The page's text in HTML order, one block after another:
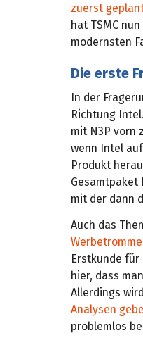
zuerst
hat TSMC
modernsten
Die erste
In der
Richtung
mit N3P vorn
wenn Intel
Produkt
Gesamtpaket
mit der dann
Auch das
Erstkunde für
hier, dass
Allerdings
Analysen
problemlos